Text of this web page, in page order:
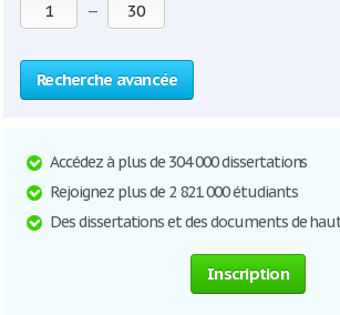
—
Recherche avancée
Accédez à plus de 304 000 dissertations
Rejoignez plus de 2 821 000 étudiants
Des dissertations et des documents de
Inscription